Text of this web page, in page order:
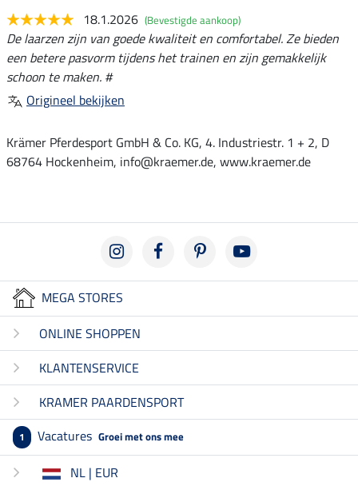
18.1.2026 (Bevestigde aankoop)
De laarzen zijn van goede kwaliteit en comfortabel. Ze bieden
een betere pasvorm tijdens het trainen en zijn gemakkelijk
schoon te maken. #
Origineel bekijken
Krämer Pferdesport GmbH & Co. KG, 4. Industriestr. 1 + 2, D
68764 Hockenheim, info@kraemer.de, www.kraemer.de
MEGA STORES
ONLINE SHOPPEN
KLANTENSERVICE
KRAMER PAARDENSPORT
1 Vacatures Groei met ons mee
NL | EUR